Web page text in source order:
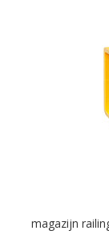
magazijn